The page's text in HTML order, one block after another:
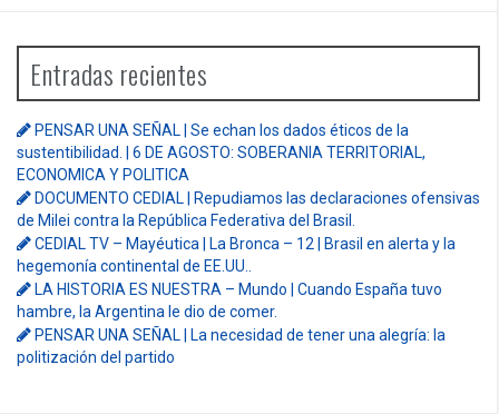
Entradas recientes
PENSAR UNA SEÑAL | Se echan los dados éticos de la
sustentibilidad. | 6 DE AGOSTO: SOBERANIA TERRITORIAL,
ECONOMICA Y POLITICA
DOCUMENTO CEDIAL | Repudiamos las declaraciones ofensivas
de Milei contra la República Federativa del Brasil.
CEDIAL TV – Mayéutica | La Bronca – 12 | Brasil en alerta y la
hegemonía continental de EE.UU..
LA HISTORIA ES NUESTRA – Mundo | Cuando España tuvo
hambre, la Argentina le dio de comer.
PENSAR UNA SEÑAL | La necesidad de tener una alegría: la
politización del partido